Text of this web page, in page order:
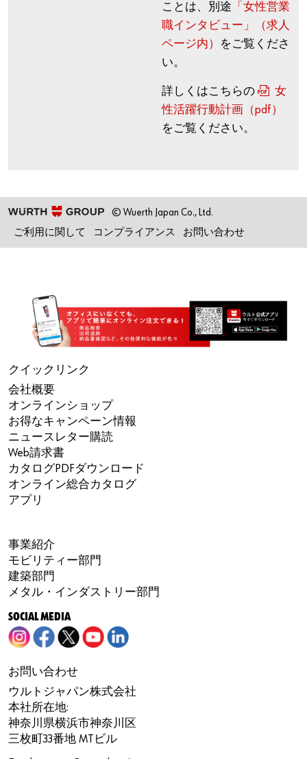
ことは、別途 「女性営業
職インタビュー」（求人
ページ内）
をご覧くださ
い。
詳しくはこちらの
女
性活躍行動計画（pdf）
をご覧ください。
© Wuerth Japan Co., Ltd.
ご利用に関して
コンプライアンス お問い合わせ
クイックリンク
会社概要
オンラインショップ
お得なキャンペーン情報
ニュースレター購読
Web請求書
カタログPDFダウンロード
オンライン総合カタログ
アプリ
事業紹介
モビリティー部門
建築部門
メタル・インダストリー部門
SOCIAL MEDIA
お問い合わせ
ウルトジャパン株式会社
本社所在地:
神奈川県横浜市神奈川区
三枚町33番地 MTビル